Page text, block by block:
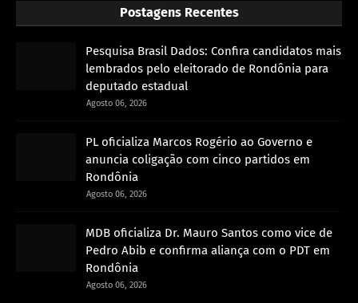
Postagens Recentes
Pesquisa Brasil Dados: Confira candidatos mais
lembrados pelo eleitorado de Rondônia para
deputado estadual
Agosto 06, 2026
PL oficializa Marcos Rogério ao Governo e
anuncia coligação com cinco partidos em
Rondônia
Agosto 06, 2026
MDB oficializa Dr. Mauro Santos como vice de
Pedro Abib e confirma aliança com o PDT em
Rondônia
Agosto 06, 2026